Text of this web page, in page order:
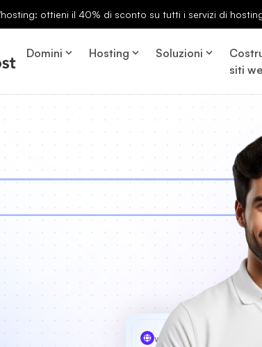
ottieni il 40% di sconto su tutti i servizi di
Domini Hosting Soluzioni
siti
www MyCafe